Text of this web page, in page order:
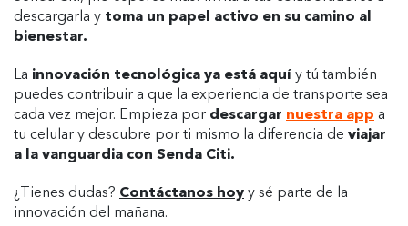
descargarla y toma un papel activo en su camino al
bienestar.
La innovación tecnológica ya está aquí y tú también
puedes contribuir a que la experiencia de transporte sea
cada vez mejor. Empieza por descargar nuestra app a
tu celular y descubre por ti mismo la diferencia de viajar
a la vanguardia con Senda Citi.
¿Tienes dudas? Contáctanos hoy y sé parte de la
innovación del mañana.